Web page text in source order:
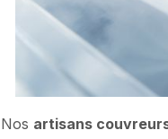
Nos artisans